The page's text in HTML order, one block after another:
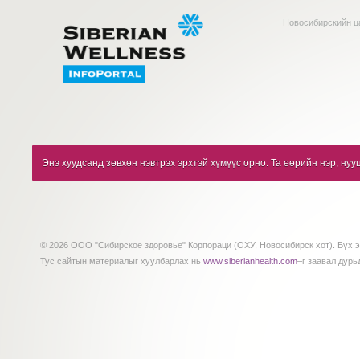
Новосибирскийн
Энэ хуудсанд зөвхөн нэвтрэх эрхтэй хүмүүс орно. Та өөрийн нэр,
© 2026 ООО "Сибирское здоровье" Корпораци (ОХУ, Новосибирск хот). Бүх
Тус сайтын материалыг хуулбарлах нь www.siberianhealth.com–г заавал